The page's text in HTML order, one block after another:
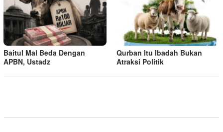
Baitul Mal Beda Dengan
APBN, Ustadz
Qurban Itu Ibadah Bukan
Atraksi Politik